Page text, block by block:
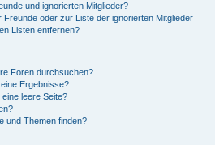
und ignorierten Mitglieder?
oder zur Liste der ignorierten Mitglieder
Listen entfernen?
Foren durchsuchen?
Ergebnisse?
leere Seite?
und Themen finden?